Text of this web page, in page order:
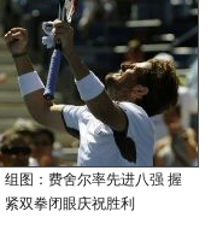
组图：费舍尔率先进八强 握
紧双拳闭眼庆祝胜利